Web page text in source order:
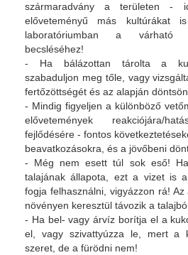
szármaradvány a területen -
előveteményű más kultúrákat
laboratóriumban a várható
becsléséhez!
- Ha bálázottan tárolta a
szabaduljon meg tőle, vagy
fertőzöttségét és az alapján
- Mindig figyeljen a különböző
elővetemények reakciójára/
fejlődésére - fontos
beavatkozásokra, és a jövőbeni
- Még nem esett túl sok eső!
talajának állapota, ezt a vizet is
fogja felhasználni, vigyázzon rá!
növényen keresztül távozik a
- Ha bel- vagy árvíz borítja el a
el, vagy szivattyúzza le, mert a
szeret, de a fürödni nem!